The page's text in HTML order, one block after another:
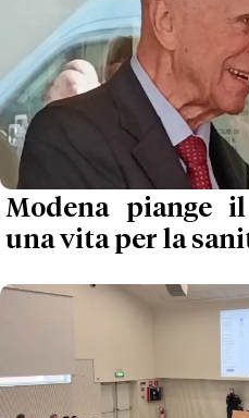
Modena piange
una vita per la